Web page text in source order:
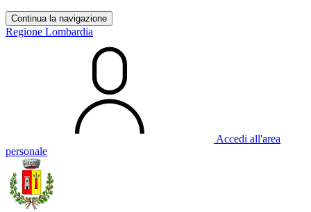
Continua la navigazione
Regione Lombardia
Accedi all'area
personale